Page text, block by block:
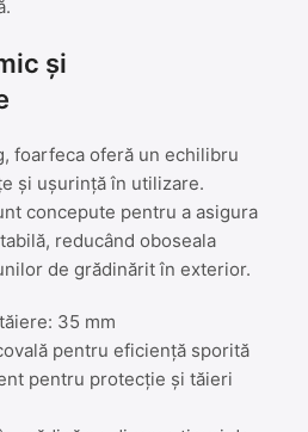
și
foarfeca oferă un echilibru
și ușurință în utilizare.
concepute pentru a asigura
reducând oboseala
de grădinărit în exterior.
35 mm
pentru eficiență sporită
pentru protecție și tăieri